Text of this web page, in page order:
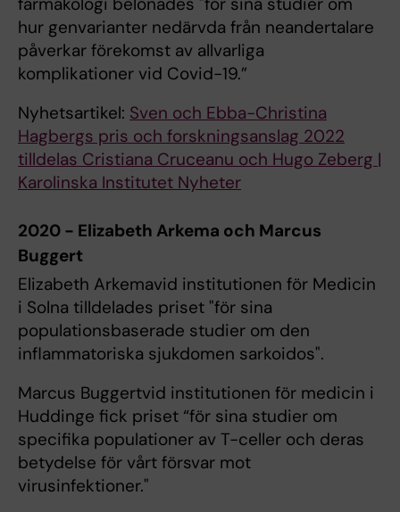
hur genvarianter nedärvda från neandertalare
påverkar förekomst av allvarliga
komplikationer vid Covid-19.”
Nyhetsartikel: Sven och Ebba-Christina
Hagbergs pris och forskningsanslag 2022
tilldelas Cristiana Cruceanu och Hugo Zeberg |
Karolinska Institutet Nyheter
2020 - Elizabeth Arkema och Marcus
Buggert
Elizabeth Arkemavid institutionen för Medicin
i Solna tilldelades priset "för sina
populationsbaserade studier om den
inflammatoriska sjukdomen sarkoidos".
Marcus Buggertvid institutionen för medicin i
Huddinge fick priset “för sina studier om
specifika populationer av T-celler och deras
betydelse för vårt försvar mot
virusinfektioner."